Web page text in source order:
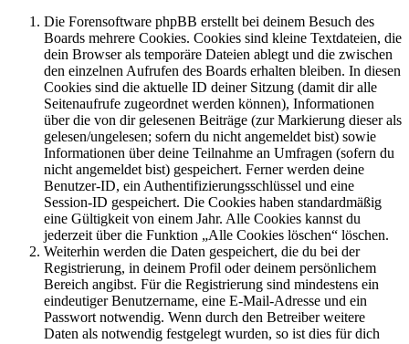
Die Forensoftware phpBB erstellt bei deinem Besuch des
Boards mehrere Cookies. Cookies sind kleine Textdateien, die
dein Browser als temporäre Dateien ablegt und die zwischen
den einzelnen Aufrufen des Boards erhalten bleiben. In diesen
Cookies sind die aktuelle ID deiner Sitzung (damit dir alle
Seitenaufrufe zugeordnet werden können), Informationen
über die von dir gelesenen Beiträge (zur Markierung dieser als
gelesen/ungelesen; sofern du nicht angemeldet bist) sowie
Informationen über deine Teilnahme an Umfragen (sofern du
nicht angemeldet bist) gespeichert. Ferner werden deine
Benutzer-ID, ein Authentifizierungsschlüssel und eine
Session-ID gespeichert. Die Cookies haben standardmäßig
eine Gültigkeit von einem Jahr. Alle Cookies kannst du
jederzeit über die Funktion „Alle Cookies löschen“ löschen.
Weiterhin werden die Daten gespeichert, die du bei der
Registrierung, in deinem Profil oder deinem persönlichem
Bereich angibst. Für die Registrierung sind mindestens ein
eindeutiger Benutzername, eine E-Mail-Adresse und ein
Passwort notwendig. Wenn durch den Betreiber weitere
Daten als notwendig festgelegt wurden, so ist dies für dich